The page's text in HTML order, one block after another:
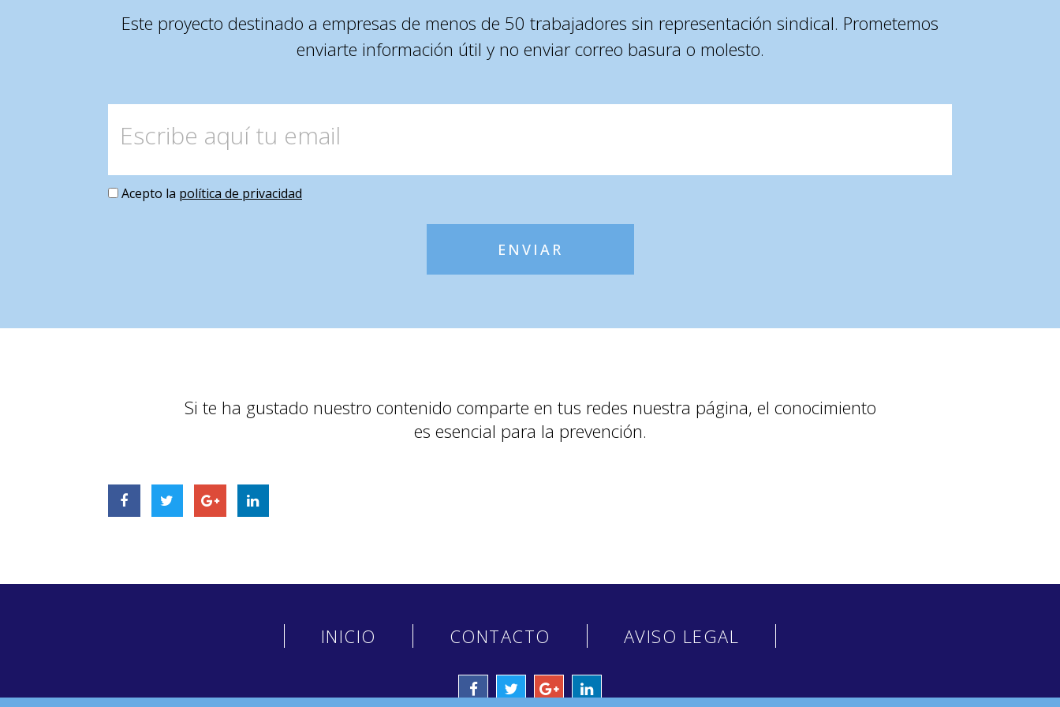
Este proyecto destinado a empresas de menos de 50 trabajadores sin representación sindical. Prometemos
enviarte información útil y no enviar correo basura o molesto.
Acepto la política de privacidad
ENVIAR
Si te ha gustado nuestro contenido comparte en tus redes nuestra página, el conocimiento
es esencial para la prevención.
INICIO CONTACTO AVISO LEGAL